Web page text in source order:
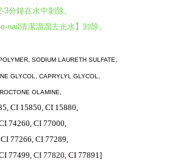
水2-3分鐘在水中剝除。
nail清潔溜溜去光水】卸除。
SODIUM LAURETH SULFATE,
GLYCOL, CAPRYLYL GLYCOL,
OLAMINE,
CI 15850, CI 15880,
74260, CI 77000,
77266, CI 77289,
CI 77499,
CI 77820, CI 77891]